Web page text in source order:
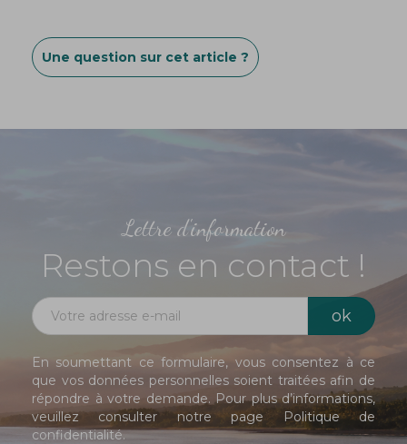
Une question sur cet article ?
Lettre d'information
Restons en contact !
En soumettant ce formulaire, vous consentez à ce
que vos données personnelles soient traitées afin de
répondre à votre demande. Pour plus d’informations,
veuillez consulter notre page Politique de
confidentialité.